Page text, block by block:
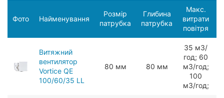
Фото Найменування
Розмір
патрубка
Глибина
патрубка
Макс.
витрати
повітря
Витяжний
вентилятор
Vortice QE
100/60/35 LL
80 мм 80 мм
З5 мЗ/
год; 60
мЗ/год;
100
мЗ/год;